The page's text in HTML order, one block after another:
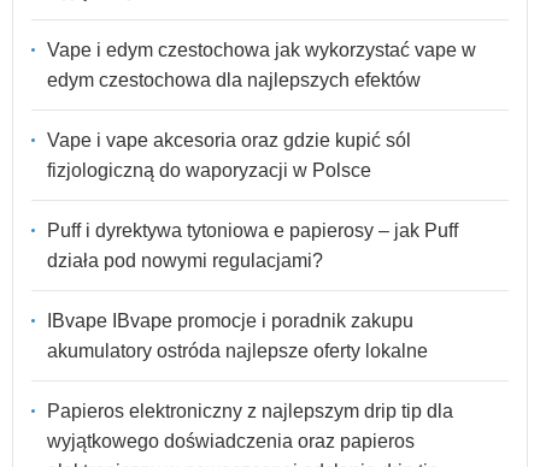
Vape i edym czestochowa jak wykorzystać vape w
edym czestochowa dla najlepszych efektów
Vape i vape akcesoria oraz gdzie kupić sól
fizjologiczną do waporyzacji w Polsce
Puff i dyrektywa tytoniowa e papierosy – jak Puff
działa pod nowymi regulacjami?
IBvape IBvape promocje i poradnik zakupu
akumulatory ostróda najlepsze oferty lokalne
Papieros elektroniczny z najlepszym drip tip dla
wyjątkowego doświadczenia oraz papieros